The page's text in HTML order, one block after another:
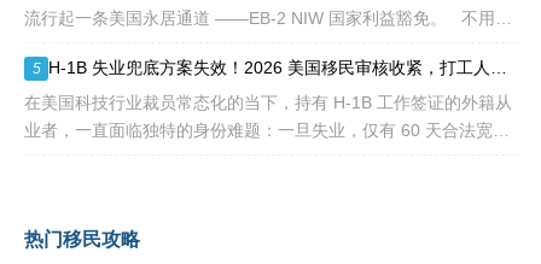
流行起一条美国永居通道 ——EB-2 NIW 国家利益豁免。 不用提
5
在美国科技行业裁员常态化的当下，持有 H-1B 工作签证的外籍从
业者，一直面临独特的身份难题：一旦失业，仅有 60 天合法宽限
热门移民攻略